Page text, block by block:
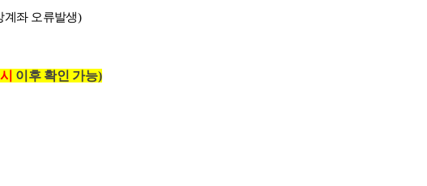
좌 오류발생)
이후 확인 가능)